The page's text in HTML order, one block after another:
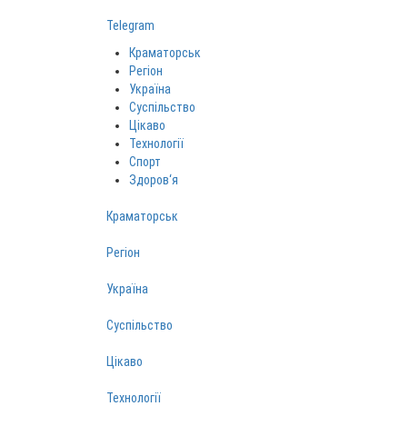
Telegram
Краматорськ
Регіон
Україна
Суспільство
Цікаво
Технології
Спорт
Здоров‘я
Краматорськ
Регіон
Україна
Суспільство
Цікаво
Технології